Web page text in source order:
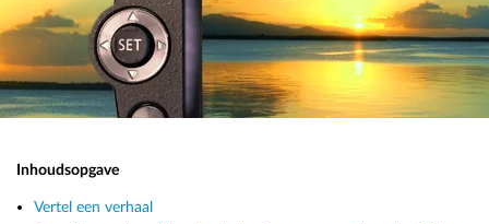
Inhoudsopgave
Vertel een verhaal